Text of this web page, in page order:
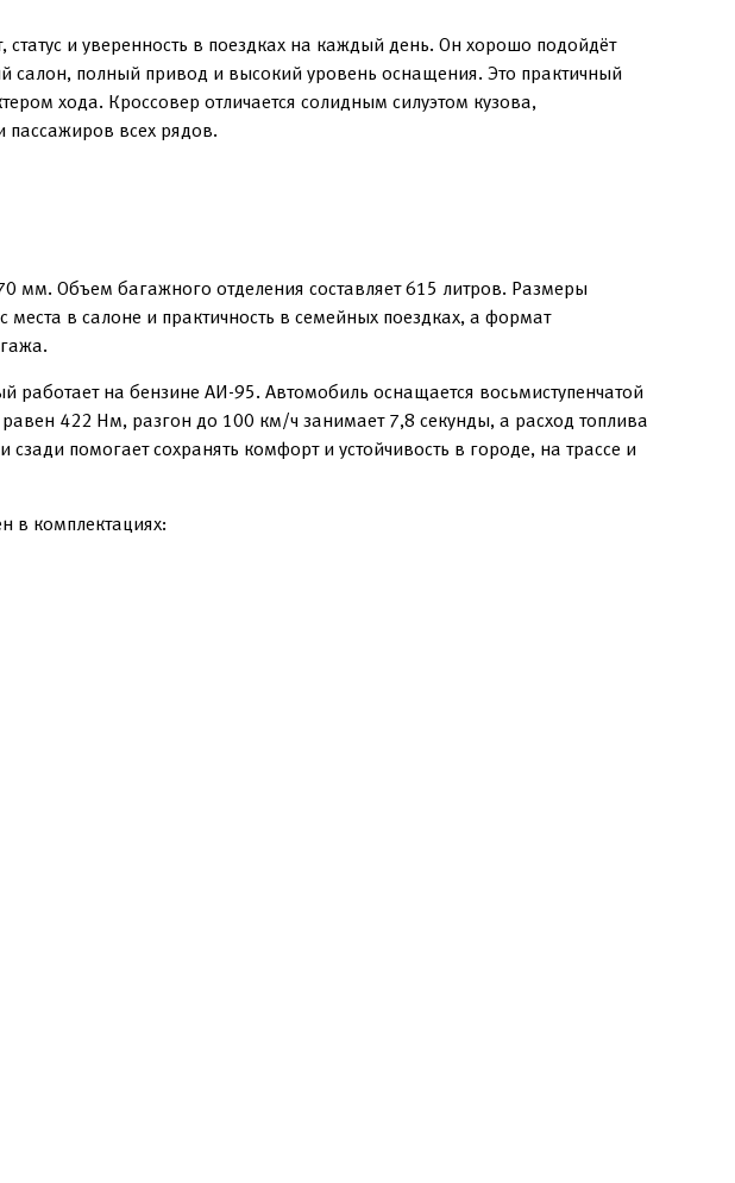
и уверенность в поездках на каждый день. Он хорошо подойдёт
салон, полный привод и высокий уровень оснащения. Это практичный
хода. Кроссовер отличается солидным силуэтом кузова,
всех рядов.
Объем багажного отделения составляет 615 литров. Размеры
в салоне и практичность в семейных поездках, а формат
на бензине АИ-95. Автомобиль оснащается восьмиступенчатой
422 Нм, разгон до 100 км/ч занимает 7,8 секунды, а расход топлива
помогает сохранять комфорт и устойчивость в городе, на трассе и
в комплектациях: